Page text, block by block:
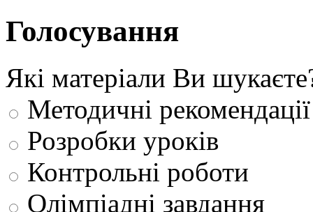
Голосування
Які матеріали Ви
Методичні рекомендації
Розробки уроків
Контрольні роботи
Олімпіадні завдання